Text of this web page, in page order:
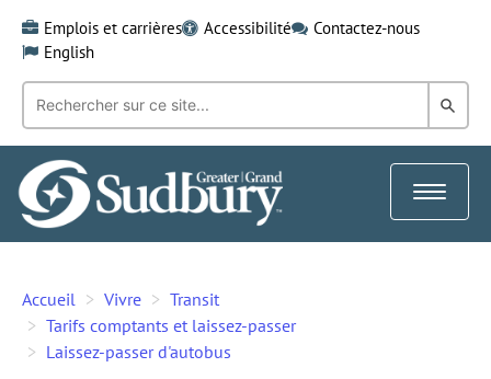
content
Emplois et carrières Accessibilité
Contactez-nous
English
Recherche
mot-
clé:
dans
Toggle
Accueil Vivre
Transit
Tarifs comptants et laissez-passer
Laissez-passer d'autobus